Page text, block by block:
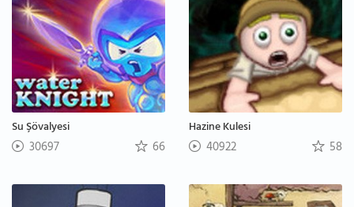
Su Şövalyesi
30697 66
Hazine Kulesi
40922 58